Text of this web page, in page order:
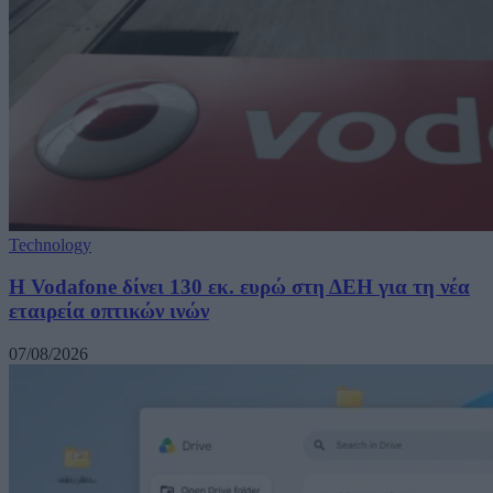
Technology
H Vodafone δίνει 130 εκ. ευρώ στη ΔΕΗ για τη νέα
εταιρεία οπτικών ινών
07/08/2026